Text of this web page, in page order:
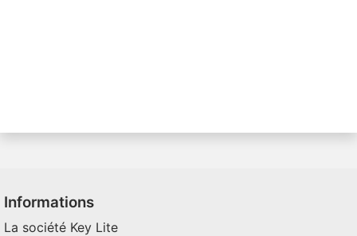
Informations
La société Key Lite